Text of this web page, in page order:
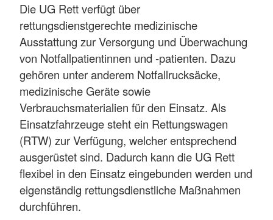
Die UG Rett verfügt über
rettungsdienstgerechte medizinische
Ausstattung zur Versorgung und Überwachung
von Notfallpatientinnen und -patienten. Dazu
gehören unter anderem Notfallrucksäcke,
medizinische Geräte sowie
Verbrauchsmaterialien für den Einsatz. Als
Einsatzfahrzeuge steht ein Rettungswagen
(RTW) zur Verfügung, welcher entsprechend
ausgerüstet sind. Dadurch kann die UG Rett
flexibel in den Einsatz eingebunden werden und
eigenständig rettungsdienstliche Maßnahmen
durchführen.